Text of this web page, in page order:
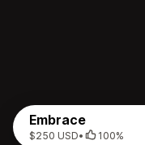
Embrace
$250 USD• 100%